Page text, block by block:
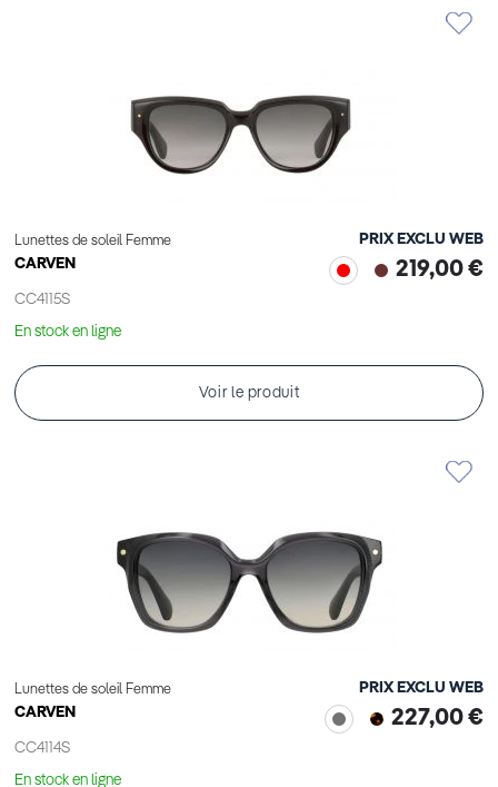
Lunettes de soleil Femme
CARVEN
CC4115S
PRIX EXCLU WEB
219,00 €
En stock en ligne
Voir le produit
Lunettes de soleil Femme
CARVEN
CC4114S
PRIX EXCLU WEB
227,00 €
En stock en ligne